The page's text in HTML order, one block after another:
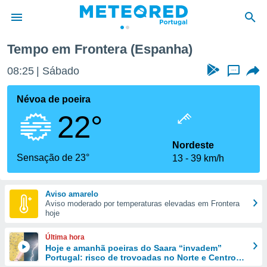
da
foi
fornecidas
a este
das
e
forma
digital
Tempo em Frontera (Espanha)
08:25 Sábado ...
Névoa de poeira
22°
Sensação de 23°
Nordeste
13
39 km/h
Aviso amarelo
Aviso moderado por temperaturas elevadas em Frontera
hoje
Última hora
Hoje e amanhã poeiras do Saara “invadem”
Portugal: risco de trovoadas no Norte e Centro